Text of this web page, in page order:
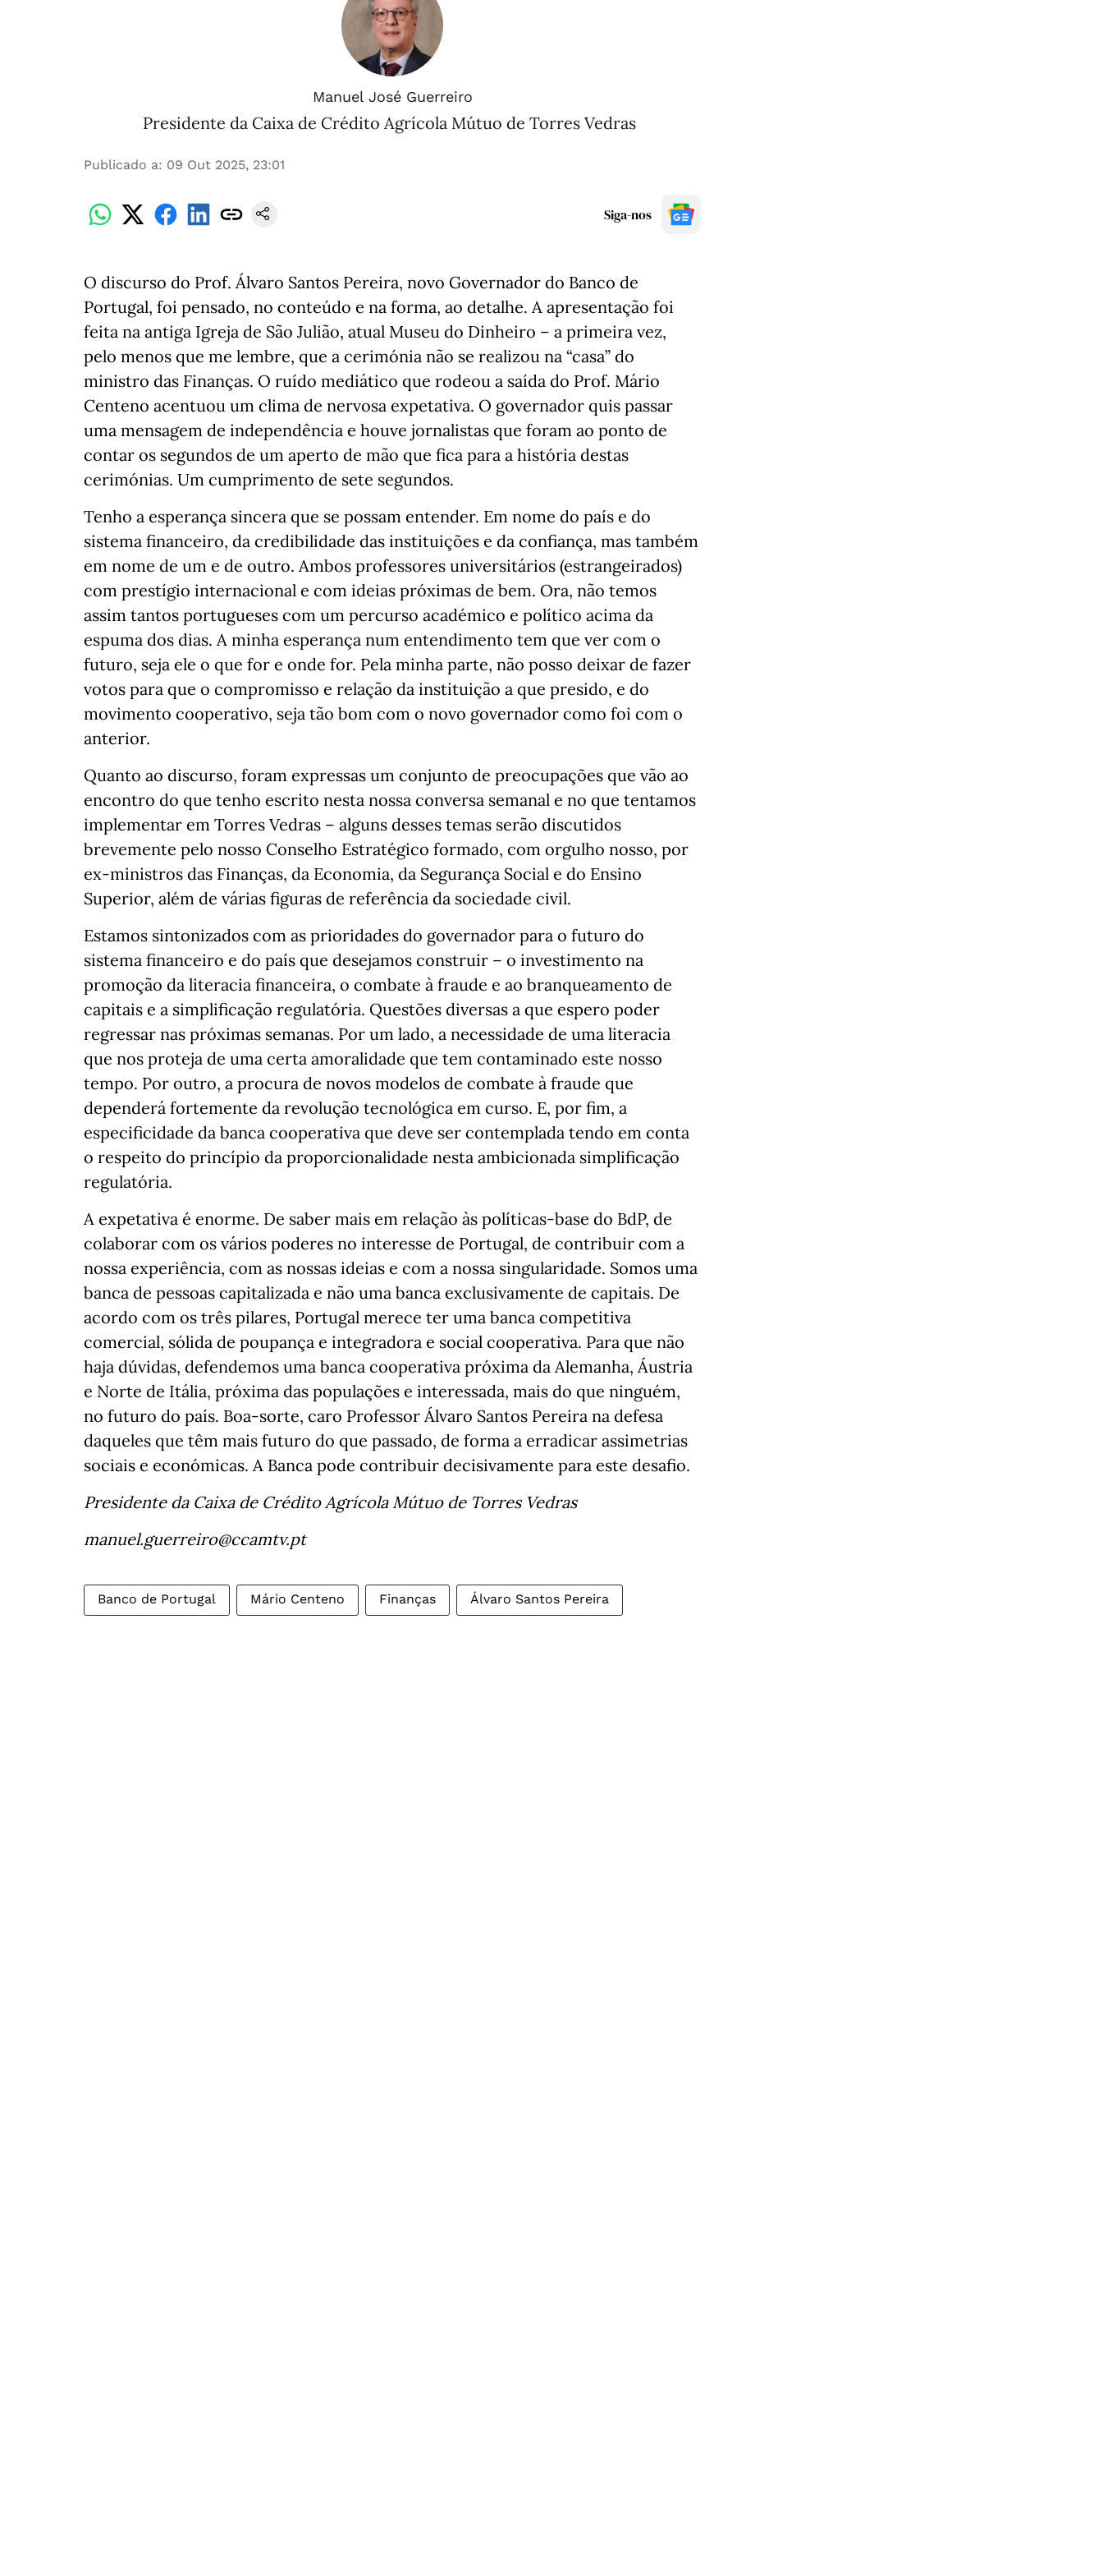
Manuel José Guerreiro
Presidente da Caixa de Crédito Agrícola Mútuo de Torres Vedras
Publicado a: 09 Out 2025, 23:01
Siga-nos
O discurso do Prof. Álvaro Santos Pereira, novo Governador do Banco de
Portugal, foi pensado, no conteúdo e na forma, ao detalhe. A apresentação foi
feita na antiga Igreja de São Julião, atual Museu do Dinheiro – a primeira vez,
pelo menos que me lembre, que a cerimónia não se realizou na “casa” do
ministro das Finanças. O ruído mediático que rodeou a saída do Prof. Mário
Centeno acentuou um clima de nervosa expetativa. O governador quis passar
uma mensagem de independência e houve jornalistas que foram ao ponto de
contar os segundos de um aperto de mão que fica para a história destas
cerimónias. Um cumprimento de sete segundos.
Tenho a esperança sincera que se possam entender. Em nome do país e do
sistema financeiro, da credibilidade das instituições e da confiança, mas também
em nome de um e de outro. Ambos professores universitários (estrangeirados)
com prestígio internacional e com ideias próximas de bem. Ora, não temos
assim tantos portugueses com um percurso académico e político acima da
espuma dos dias. A minha esperança num entendimento tem que ver com o
futuro, seja ele o que for e onde for. Pela minha parte, não posso deixar de fazer
votos para que o compromisso e relação da instituição a que presido, e do
movimento cooperativo, seja tão bom com o novo governador como foi com o
anterior.
Quanto ao discurso, foram expressas um conjunto de preocupações que vão ao
encontro do que tenho escrito nesta nossa conversa semanal e no que tentamos
implementar em Torres Vedras – alguns desses temas serão discutidos
brevemente pelo nosso Conselho Estratégico formado, com orgulho nosso, por
ex-ministros das Finanças, da Economia, da Segurança Social e do Ensino
Superior, além de várias figuras de referência da sociedade civil.
Estamos sintonizados com as prioridades do governador para o futuro do
sistema financeiro e do país que desejamos construir – o investimento na
promoção da literacia financeira, o combate à fraude e ao branqueamento de
capitais e a simplificação regulatória. Questões diversas a que espero poder
regressar nas próximas semanas. Por um lado, a necessidade de uma literacia
que nos proteja de uma certa amoralidade que tem contaminado este nosso
tempo. Por outro, a procura de novos modelos de combate à fraude que
dependerá fortemente da revolução tecnológica em curso. E, por fim, a
especificidade da banca cooperativa que deve ser contemplada tendo em conta
o respeito do princípio da proporcionalidade nesta ambicionada simplificação
regulatória.
A expetativa é enorme. De saber mais em relação às políticas-base do BdP, de
colaborar com os vários poderes no interesse de Portugal, de contribuir com a
nossa experiência, com as nossas ideias e com a nossa singularidade. Somos uma
banca de pessoas capitalizada e não uma banca exclusivamente de capitais. De
acordo com os três pilares, Portugal merece ter uma banca competitiva
comercial, sólida de poupança e integradora e social cooperativa. Para que não
haja dúvidas, defendemos uma banca cooperativa próxima da Alemanha, Áustria
e Norte de Itália, próxima das populações e interessada, mais do que ninguém,
no futuro do país. Boa-sorte, caro Professor Álvaro Santos Pereira na defesa
daqueles que têm mais futuro do que passado, de forma a erradicar assimetrias
sociais e económicas. A Banca pode contribuir decisivamente para este desafio.
Presidente da Caixa de Crédito Agrícola Mútuo de Torres Vedras
manuel.guerreiro@ccamtv.pt
Banco de Portugal Mário Centeno Finanças Álvaro Santos Pereira